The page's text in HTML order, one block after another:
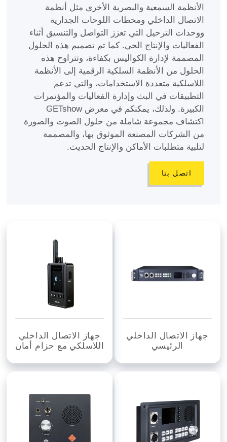
الأنظمة السمعية والبصرية الأخرى مثل أنظمة
الاتصال الداخلي ومحطات اللوحات الجدارية
ووحدات الترحيل التي تعزز التواصل والتنسيق أثناء
الفعاليات والإنتاج الحي. كما تم تصميم هذه الحلول
المصممة لإدارة الكواليس بكفاءة، وتتراوح هذه
الحلول من الأنظمة السلكية الرقمية إلى الأنظمة
اللاسلكية متعددة الاستخدامات، والتي تدعم
التطبيقات في البث وإدارة الفعاليات والمؤتمرات
الكبيرة. ولذلك، يمكنكم في معرض GETshow
اكتشاف مجموعة شاملة من حلول الصوت والصورة
من الشركات المصنعة الموثوق بها، والمصممة
لتلبية متطلبات الأماكن والإنتاج الحديث.
اتصل بنا
جهاز الاتصال الداخلي
الرئيسي
جهاز الاتصال الداخلي
اللاسلكي مع حزام أمان